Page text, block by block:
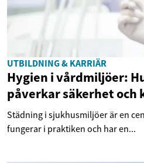
UTBILDNING & KARRIÄR
Hygien i vårdmiljöer:
påverkar säkerhet och
Städning i sjukhusmiljöer är en
fungerar i praktiken och har en...